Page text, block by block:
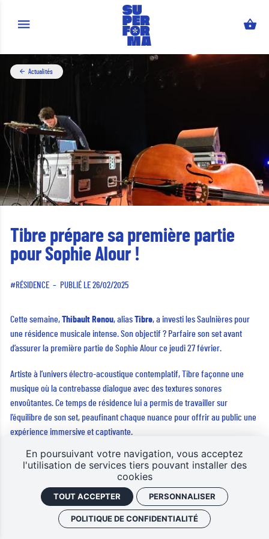
Aller au contenu principal
Actualités
Tibre prépare sa première partie
pour Sophie Alour !
RÉSIDENCE PUBLIÉ LE 26/02/2025
Cette semaine,Thibault Renou, aliasTibre, a investi les Saulnières pour
une résidence musicale intense. Son objectif ? Parfaire son set avant
d’assurer la première partie de Sophie Alour ce jeudi 27 février.
Artiste à l’univers électro-acoustique contemplatif, Tibre façonne une
musique où la contrebasse dialogue avec des textures sonores
envoûtantes. Ce temps de résidence lui a permis de travailler sur
l’équilibre de son set, peaufinant chaque nuance pour offrir au public une
expérience immersive et captivante.
Rendez-vous jeudi pour découvrir Tibre en live !
INFOS ET BILLETTERIE
En poursuivant votre navigation, vous acceptez
l'utilisation de services tiers pouvant installer des
cookies
TOUT ACCEPTER PERSONNALISER
POLITIQUE DE CONFIDENTIALITÉ